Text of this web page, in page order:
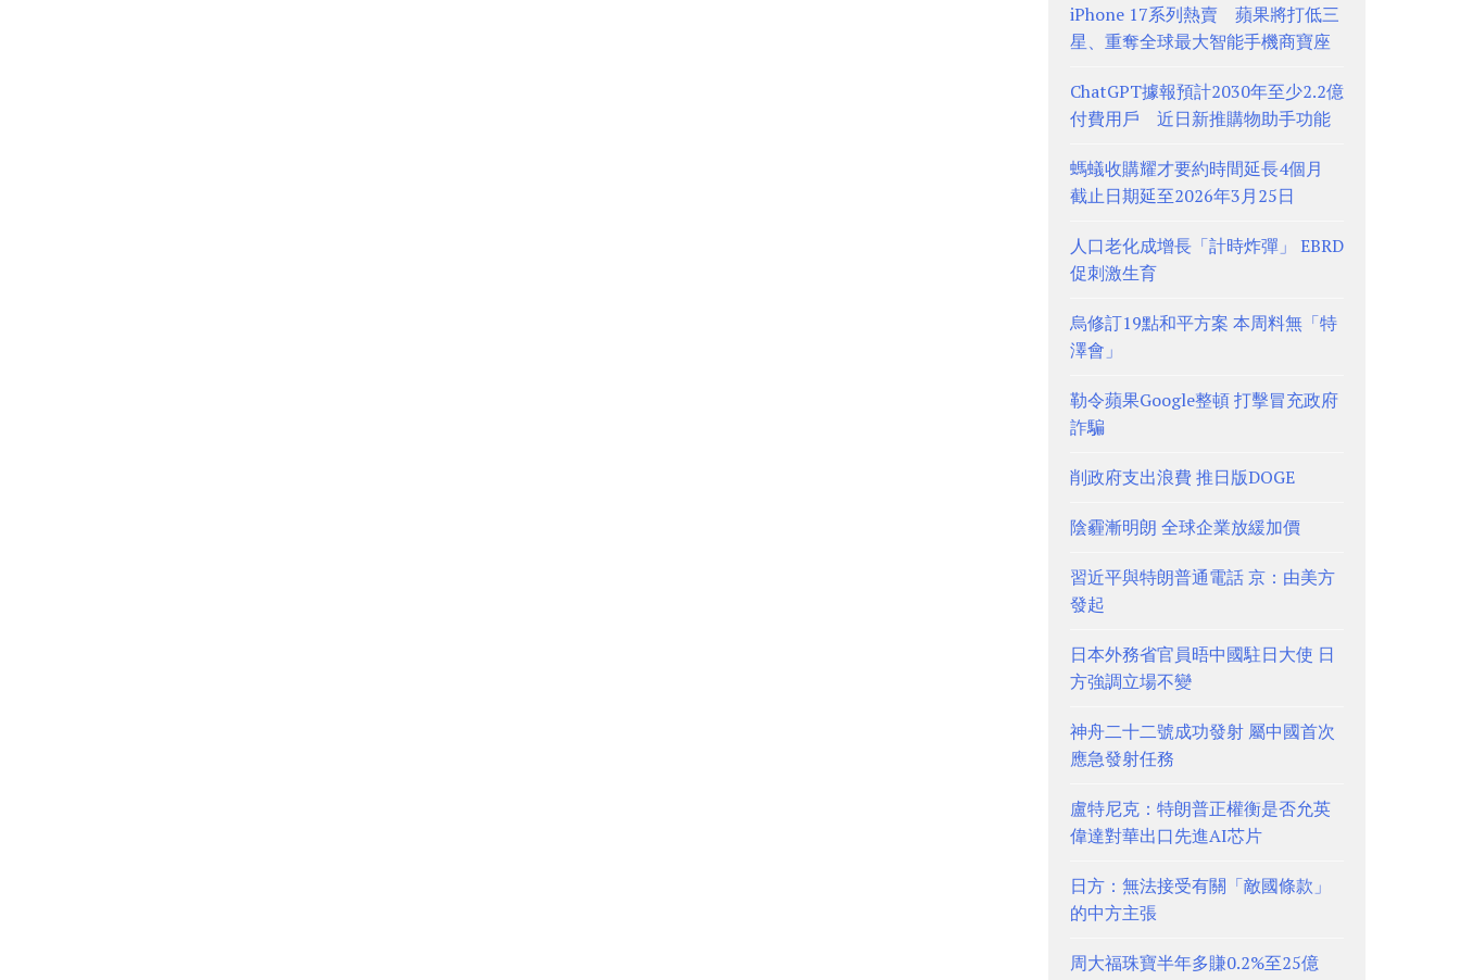
iPhone 17系列熱賣 蘋果將打低三
星、重奪全球最大智能手機商寶座
ChatGPT據報預計2030年至少2.2億
付費用戶 近日新推購物助手功能
螞蟻收購耀才要約時間延長4個月
截止日期延至2026年3月25日
人口老化成增長「計時炸彈」 EBRD
促刺激生育
烏修訂19點和平方案 本周料無「特
澤會」
勒令蘋果Google整頓 打擊冒充政府
詐騙
削政府支出浪費 推日版DOGE
陰霾漸明朗 全球企業放緩加價
習近平與特朗普通電話 京：由美方
發起
日本外務省官員晤中國駐日大使 日
方強調立場不變
神舟二十二號成功發射 屬中國首次
應急發射任務
盧特尼克：特朗普正權衡是否允英
偉達對華出口先進AI芯片
日方：無法接受有關「敵國條款」
的中方主張
周大福珠寶半年多賺0.2%至25億